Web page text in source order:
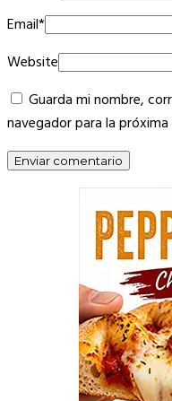
Email*
Website
Guarda mi nombre,
navegador para la